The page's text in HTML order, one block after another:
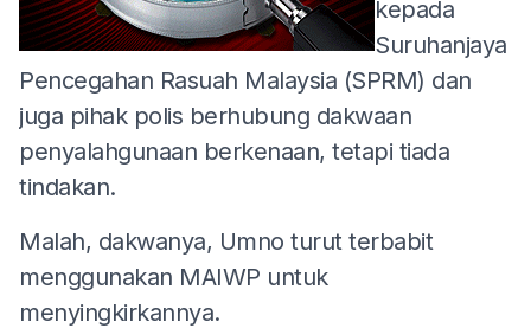
kepada
Suruhanjaya
Pencegahan Rasuah Malaysia (SPRM) dan
juga pihak polis berhubung dakwaan
penyalahgunaan berkenaan, tetapi tiada
tindakan.
Malah, dakwanya, Umno turut terbabit
menggunakan MAIWP untuk
menyingkirkannya.